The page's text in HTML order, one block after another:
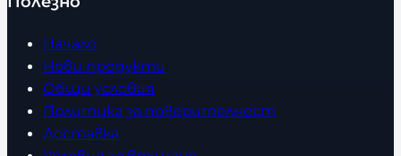
Начало
Нови продукти
Общи условия
Политика за поверителност
Доставка